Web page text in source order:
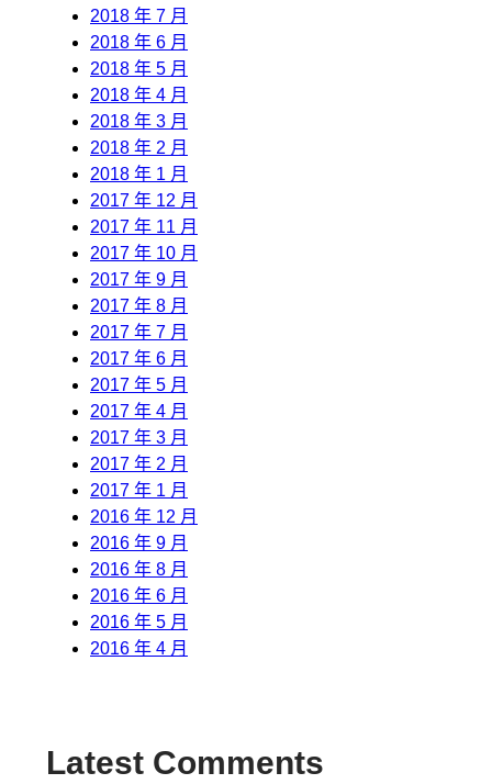
2018 年 7 月
2018 年 6 月
2018 年 5 月
2018 年 4 月
2018 年 3 月
2018 年 2 月
2018 年 1 月
2017 年 12 月
2017 年 11 月
2017 年 10 月
2017 年 9 月
2017 年 8 月
2017 年 7 月
2017 年 6 月
2017 年 5 月
2017 年 4 月
2017 年 3 月
2017 年 2 月
2017 年 1 月
2016 年 12 月
2016 年 9 月
2016 年 8 月
2016 年 6 月
2016 年 5 月
2016 年 4 月
Latest Comments